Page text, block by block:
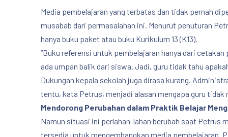
Media pembelajaran yang terbatas dan tidak pernah
musabab dari permasalahan ini. Menurut penuturan
hanya buku paket atau buku Kurikulum 13 (K13).
“Buku referensi untuk pembelajaran hanya dari
ada umpan balik dari siswa. Jadi, guru tidak tahu
Dukungan kepala sekolah juga dirasa kurang.
tentu, kata Petrus, menjadi alasan mengapa guru
Mendorong Perubahan dalam Praktik Belajar
Namun situasi ini perlahan-lahan berubah saat Petrus
tersedia untuk mengembangkan media pembelajaran.